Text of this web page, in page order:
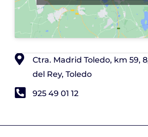
Ctra. Madrid Toledo, km 59,
del Rey, Toledo
925 49 01 12